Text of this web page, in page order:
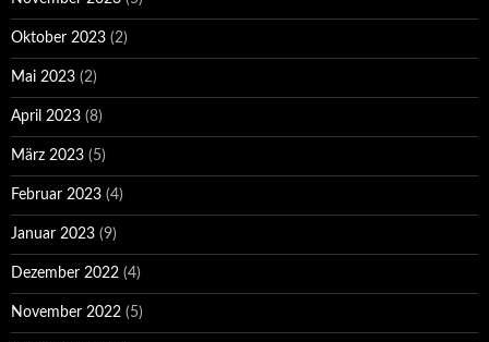
Oktober 2023 (2)
Mai 2023 (2)
April 2023 (8)
März 2023 (5)
Februar 2023 (4)
Januar 2023 (9)
Dezember 2022 (4)
November 2022 (5)